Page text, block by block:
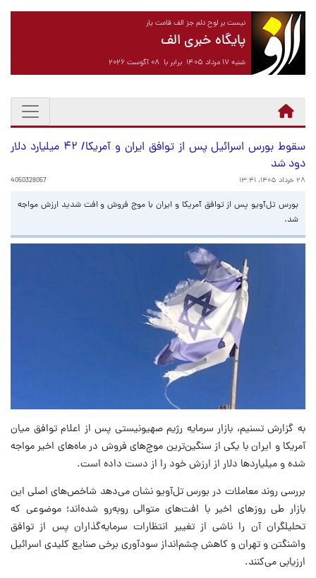
نیست بر لوح دلم جز الف قامت یار
پایگاه خبری الف
شنبه ۱۷ مرداد ۱۴۰۵ برابر با ۰۸ آگوست ۲۰۲۶
سقوط بورس اسرائیل پس از توافق ایران و آمریکا/ ۴۲ میلیارد دلار
دود شد
۲۸ خرداد ۱۴۰۵، ۱۳:۴۱ 4050328057
بورس تل‌آویو پس از توافق آمریکا و ایران با موج فروش و افت شدید ارزش مواجه
شد.
به گزارش تسنیم، بازار سرمایه رژیم صهیونیستی پس از اعلام توافق میان
آمریکا و ایران با یکی از سنگین‌ترین موج‌های فروش در ماه‌های اخیر مواجه
شده و میلیاردها دلار از ارزش خود را از دست داده است.
بررسی روند معاملات در بورس تل‌آویو نشان می‌دهد شاخص‌های اصلی این
بازار طی روزهای اخیر با افت‌های متوالی روبه‌رو شده‌اند؛ موضوعی که
تحلیلگران آن را ناشی از تغییر انتظارات سرمایه‌گذاران پس از توافق
واشنگتن و تهران و کاهش چشم‌انداز سودآوری برخی صنایع کلیدی اسرائیل
ارزیابی می‌کنند.